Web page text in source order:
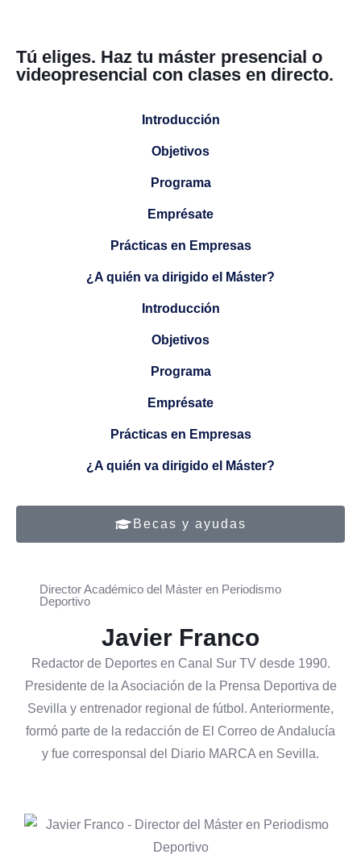
Tú eliges. Haz tu máster presencial o
videopresencial con clases en directo.
Introducción
Objetivos
Programa
Emprésate
Prácticas en Empresas
¿A quién va dirigido el Máster?
Introducción
Objetivos
Programa
Emprésate
Prácticas en Empresas
¿A quién va dirigido el Máster?
Becas y ayudas
Director Académico del Máster en Periodismo
Deportivo
Javier Franco
Redactor de Deportes en Canal Sur TV desde 1990.
Presidente de la Asociación de la Prensa Deportiva de
Sevilla y entrenador regional de fútbol. Anteriormente,
formó parte de la redacción de El Correo de Andalucía
y fue corresponsal del Diario MARCA en Sevilla.